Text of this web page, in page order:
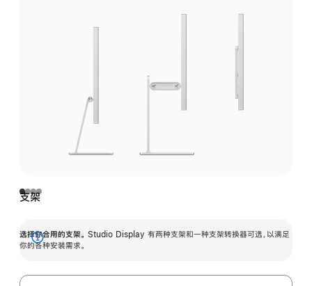
支架
选择你合用的支架。 Studio Display 有两种支架和一种支架转换器可选，以满足
你的各种安装需求。
展